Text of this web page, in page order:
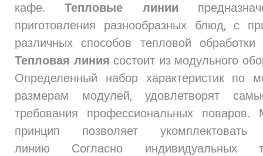
кафе.Тепловые линии
приготовления разнообразных блюд, с
различных способов тепловой обработки
Тепловая линия состоит из модульного
Определенный набор характеристик по
размерам модулей, удовлетворят
требования профессиональных поваров.
принцип позволяет укомплектовать
линию Согласно индивидуальных